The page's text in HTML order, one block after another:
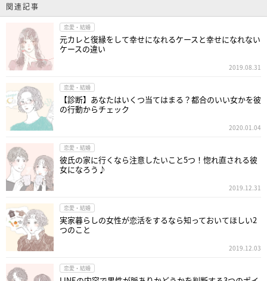
関連記事
恋愛・結婚
元カレと復縁をして幸せになれるケースと幸せになれない
ケースの違い
2019.08.31
恋愛・結婚
【診断】あなたはいくつ当てはまる？都合のいい女かを彼
の行動からチェック
2020.01.04
恋愛・結婚
彼氏の家に行くなら注意したいこと5つ！惚れ直される彼
女になろう♪
2019.12.31
恋愛・結婚
実家暮らしの女性が恋活をするなら知っておいてほしい2
つのこと
2019.12.03
恋愛・結婚